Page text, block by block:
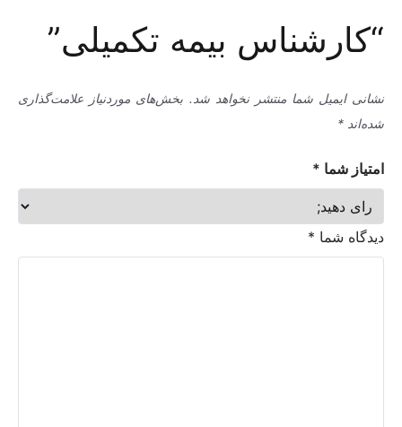
“کارشناس بیمه تکمیلی”
نشانی ایمیل شما منتشر نخواهد شد. بخش‌های موردنیاز علامت‌گذاری
شده‌اند *
امتیاز شما *
دیدگاه شما *